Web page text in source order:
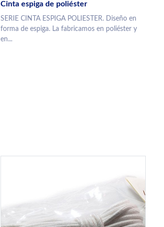
Cinta espiga de poliéster
SERIE CINTA ESPIGA POLIESTER. Diseño en
forma de espiga. La fabricamos en poliéster y
en...